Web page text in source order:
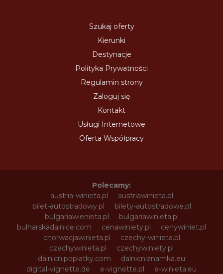
Szukaj oferty
Kierunki
Destynacje
Polityka Prywatności
Regulamin strony
Zaloguj się
Kontakt
Usługi Internetowe
Oferta Współpracy
Polecamy:
austria-winieta.pl
austriawinieta.pl
bilet-autostradowy.pl
bilety-autostradowe.pl
bulgariawienieta.pl
bulgariawinieta.pl
bulharskadalnice.com
cenawiniety.pl
cenywiniet.pl
chorwacjawinieta.pl
czechy-winieta.pl
czechywinieta.pl
czechywiniety.pl
dalnicnipoplatky.com
dalnicniznamka.eu
digital-vignette.de
e-vignette.pl
e-winieta.eu